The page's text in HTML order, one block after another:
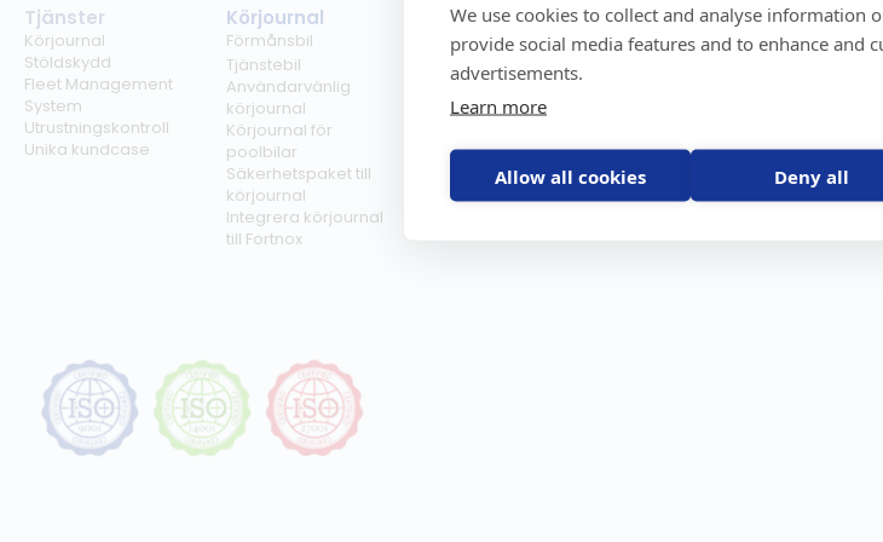
We use cookies to collect and analyse information
provide social media features and to enhance and
advertisements.
Learn more
Allow all cookies Deny all
Tjänster
Körjournal
Stöldskydd
Fleet Management
System
Utrustningskontroll
Unika kundcase
Körjournal
Förmånsbil
Tjänstebil
Användarvänlig
körjournal
Körjournal för
poolbilar
Säkerhetspaket till
körjournal
Integrera körjournal
till Fortnox
Regelverk
Milersättning
Regler för tjänstebil
Regler för
förmånsbil
GPS-trackers
Scout 2.0
Båt
Moped